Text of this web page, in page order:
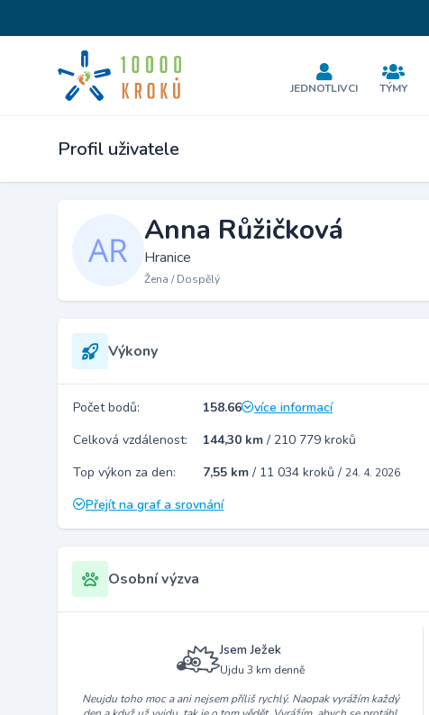
JEDNOTLIVCI TÝMY
Profil uživatele
Anna Růžičková
Hranice
Žena / Dospělý
Výkony
Počet bodů: 158.66
více informací
Celková vzdálenost:
144,30 km / 210 779 kroků
Top výkon za den:
7,55 km / 11 034 kroků / 24. 4. 2026
Přejít na graf a srovnání
Osobní výzva
Jsem Ježek
Ujdu 3 km denně
Neujdu toho moc a ani nejsem příliš rychlý. Naopak vyrážím každý